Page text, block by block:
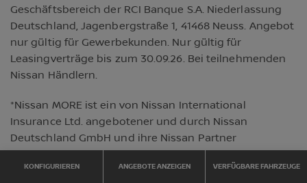
Geschäftsbereich der RCI Banque S.A. Niederlassung
Deutschland, Jagenbergstraße 1, 41468 Neuss. Angebot
nur gültig für Gewerbekunden. Nur gültig für
Leasingverträge bis zum 30.09.26. Bei teilnehmenden
Nissan Händlern.
*Nissan MORE ist ein von Nissan International
Insurance Ltd. angebotener und durch Nissan
Deutschland GmbH und ihre Nissan Partner
vermittelter Versicherungsschutz für bestimmte
mechanische Komponenten (Antriebsstrang), der nach
KONFIGURIEREN ANGEBOTE ANZEIGEN VERFÜGBARE FAHRZEUGE